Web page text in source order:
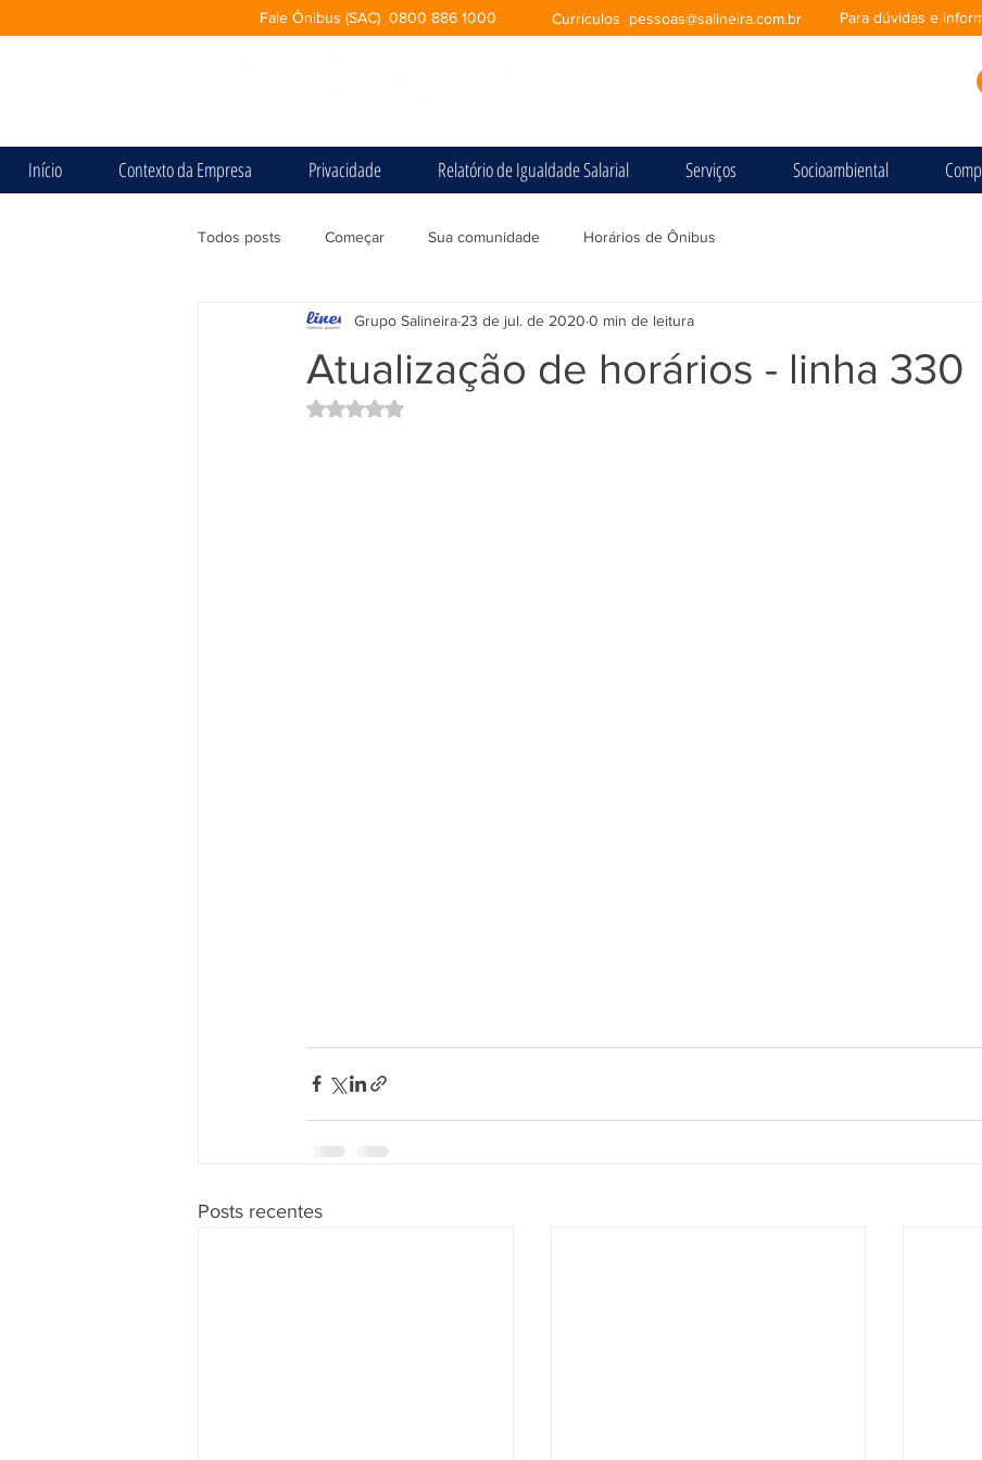
Fale Ônibus (SAC) 0800 886 1000 Currículos pessoas@salineira.com.br Para dúvidas e
Início Contexto da Empresa Privacidade Relatório de Igualdade Salarial Serviços Socioambiental
Todos posts Começar Sua comunidade Horários de Ônibus
Atualização de horários - linha 330
Grupo Salineira 23 de jul. de 2020 0 min de leitura
Avaliado com NaN de 5 estrelas.
Posts recentes